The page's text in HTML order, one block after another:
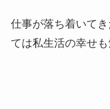
仕事が落ち着いて
ては私生活の幸せ